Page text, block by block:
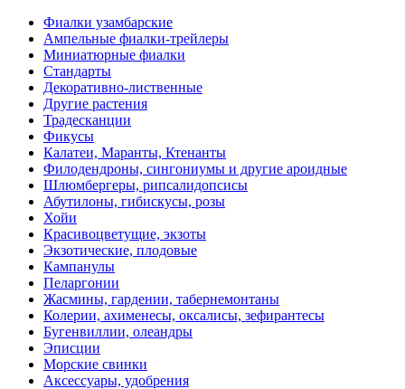
Фиалки узамбарские
Ампельные фиалки-трейлеры
Миниатюрные фиалки
Стандарты
Декоративно-лиственные
Другие растения
Традесканции
Фикусы
Калатеи, Маранты, Ктенанты
Филодендроны, сингониумы и другие ароидные
Шлюмбергеры, рипсалидопсисы
Абутилоны, гибискусы, розы
Хойи
Красивоцветущие, экзоты
Экзотические, плодовые
Кампанулы
Пеларгонии
Жасмины, гардении, табернемонтаны
Колерии, ахименесы, оксалисы, зефирантесы
Бугенвиллии, олеандры
Эписции
Морские свинки
Аксессуары, удобрения